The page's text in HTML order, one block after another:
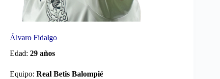
Álvaro Fidalgo
Edad: 29 años
Equipo: Real Betis Balompié